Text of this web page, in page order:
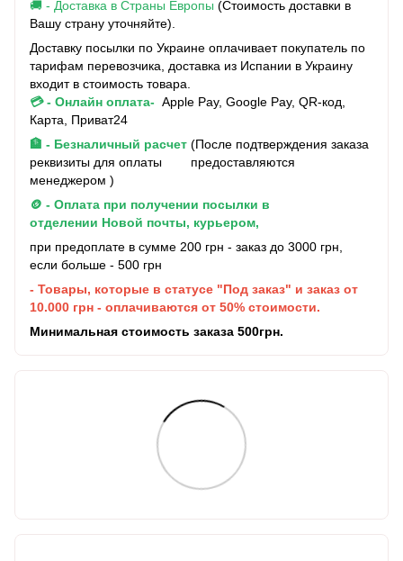
🚚 - Доставка в Страны Европы (Стоимость доставки в
Вашу страну уточняйте).
Доставку посылки по Украине оплачивает покупатель по
тарифам перевозчика, доставка из Испании в Украину
входит в стоимость товара.
💳 - Онлайн оплата- Apple Pay, Google Pay, QR-код,
Карта, Приват24
🏦 - Безналичный расчет (После подтверждения заказа
реквизиты для оплаты предоставляются
менеджером )
🪙 - Оплата при получении посылки в
отделении Новой почты, курьером,
при предоплате в сумме 200 грн - заказ до 3000 грн,
если больше - 500 грн
- Товары, которые в статусе "Под заказ" и заказ от
10.000 грн - оплачиваются от 50% стоимости.
Минимальная стоимость заказа 500грн.